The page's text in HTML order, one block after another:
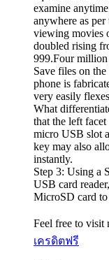
examine
anywhere as
viewing movies
doubled rising
999.Four
Save files on
phone is
very easily
What
that the left facet
micro USB slot
key may also
instantly.
Step 3: Using a
USB card
MicroSD card to
Feel free to visit
เครดิตฟรี